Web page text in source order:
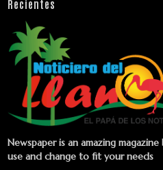
Recientes
Newspaper is an amazing
use and change to fit your needs